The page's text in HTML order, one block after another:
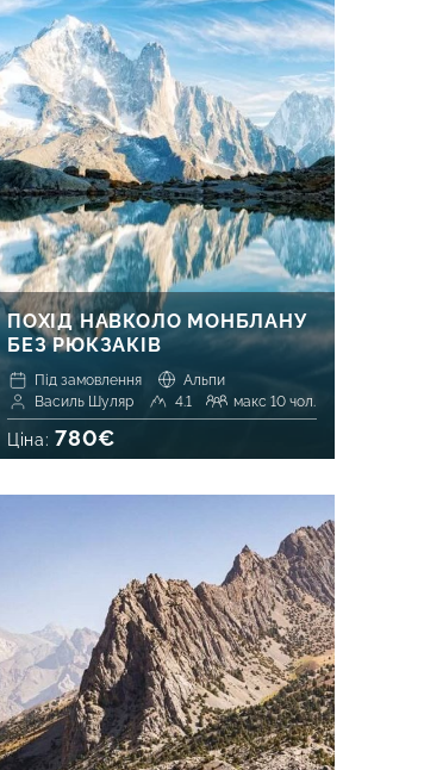
ПОХІД НАВКОЛО МОНБЛАНУ
БЕЗ РЮКЗАКІВ
Під замовлення
Альпи
Василь Шуляр
4.1 макс 10 чол.
Ціна: 780€